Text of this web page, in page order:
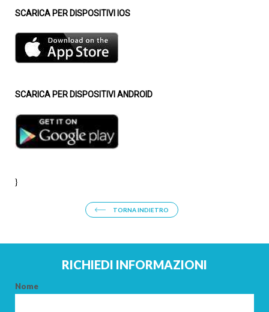
SCARICA PER DISPOSITIVI IOS
SCARICA PER DISPOSITIVI ANDROID
}
TORNA INDIETRO
RICHIEDI INFORMAZIONI
Nome